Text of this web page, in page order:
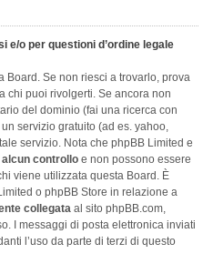
e/o per questioni d’ordine legale
Board. Se non riesci a trovarlo, prova
chi puoi rivolgerti. Se ancora non
del dominio (fai una ricerca con
servizio gratuito (ad es. yahoo,
servizio. Nota che phpBB Limited e
controllo e non possono essere
viene utilizzata questa Board. È
o phpBB Store in relazione a
collegata al sito phpBB.com,
I messaggi di posta elettronica inviati
l’uso da parte di terzi di questo